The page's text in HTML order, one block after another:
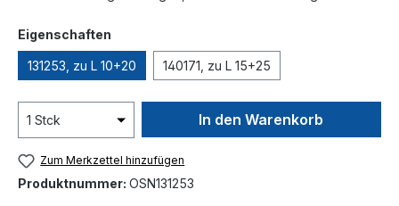
Eigenschaften
131253, zu L 10+20 140171, zu L 15+25
In den Warenkorb
Zum Merkzettel hinzufügen
Produktnummer: OSN131253